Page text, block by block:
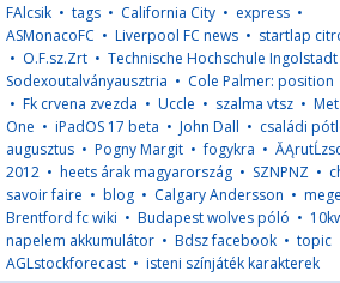
FAlcsik • tags • California City • express •
ASMonacoFC • Liverpool FC news • startlap
• O.F.sz.Zrt • Technische Hochschule Ingolstadt
Sodexoutalványausztria • Cole Palmer: position
• Fk crvena zvezda • Uccle • szalma vtsz •
One • iPadOS 17 beta • John Dall • családi
augusztus • Pogny Margit •fogykra •
2012 • heets árak magyarország • SZNPNZ •
savoir faire • blog • Calgary Andersson •
Brentford fc wiki • Budapest wolves póló •
napelem akkumulátor • Bdsz facebook • topic
AGLstockforecast • isteni színjáték karakterek